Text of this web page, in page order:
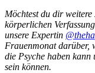
Möchtest du dir
körperlichen
unsere Expertin
Frauenmonat darüber,
die Psyche haben kann
sein können.